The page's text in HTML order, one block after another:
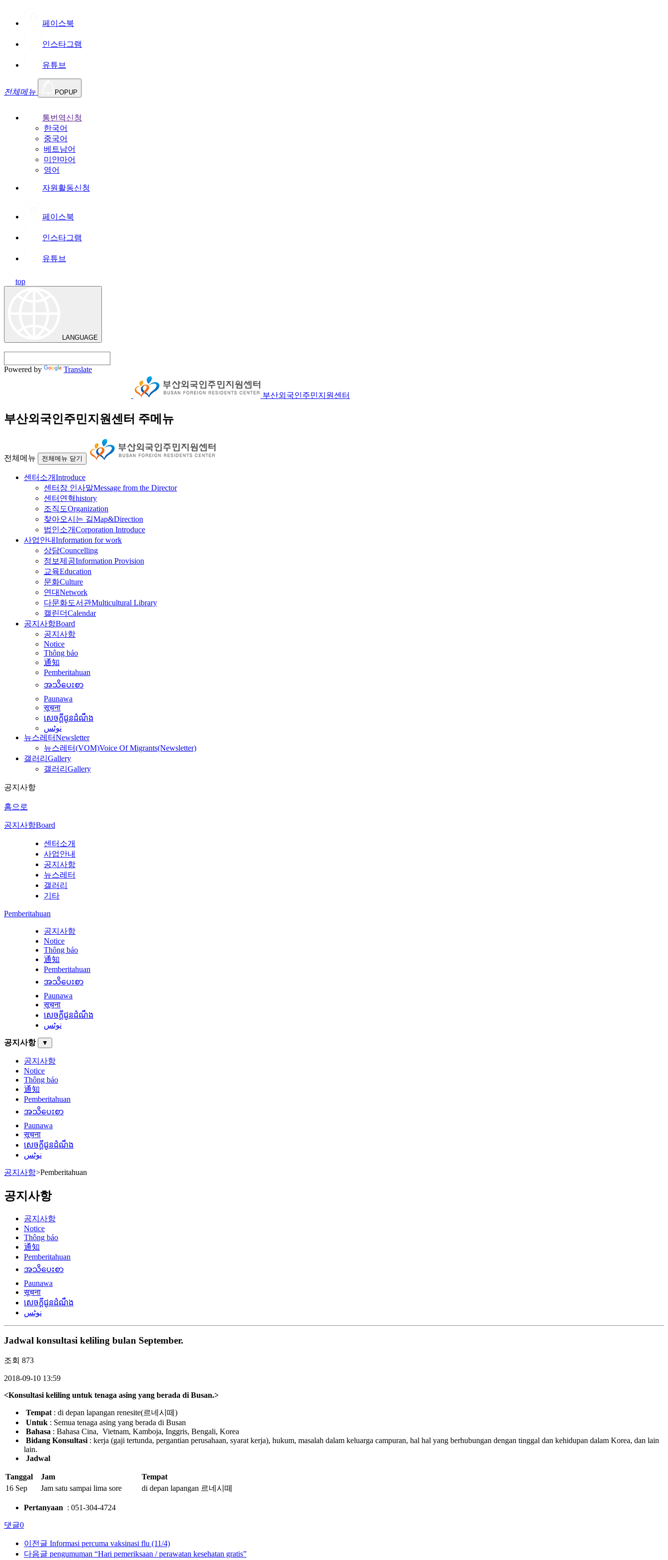
페이스북
인스타그램
유튜브
전체메뉴 POPUP
통번역신청
한국어
중국어
베트남어
미얀마어
영어
자원활동신청
페이스북
인스타그램
유튜브
top
LANGUAGE
Powered by Translate
부산외국인주민지원센터
부산외국인주민지원센터 주메뉴
전체메뉴 전체메뉴 닫기
센터소개Introduce
센터장 인사말Message from the Director
센터연혁history
조직도Organization
찾아오시는 길Map&Direction
법인소개Corporation Introduce
사업안내Information for work
상담Councelling
정보제공Information Provision
교육Education
문화Culture
연대Network
다문화도서관Multicultural Library
캘린더Calendar
공지사항Board
공지사항
Notice
Thông báo
通知
Pemberitahuan
အသိပေးစာ
Paunawa
सूचना
សេចក្តីជូនដំណឹង
نوٹس
뉴스레터Newsletter
뉴스레터(VOM)Voice Of Migrants(Newsletter)
갤러리 Gallery
갤러리 Gallery
공지사항
홈으로
공지사항Board
센터소개
사업안내
공지사항
뉴스레터
갤러리
기타
Pemberitahuan
공지사항
Notice
Thông báo
通知
Pemberitahuan
အသိပေးစာ
Paunawa
सूचना
សេចក្តីជូនដំណឹង
نوٹس
공지사항 ▼
공지사항
Notice
Thông báo
通知
Pemberitahuan
အသိပေးစာ
Paunawa
सूचना
សេចក្តីជូនដំណឹង
نوٹس
공지사항>Pemberitahuan
공지사항
공지사항
Notice
Thông báo
通知
Pemberitahuan
အသိပေးစာ
Paunawa
सूचना
សេចក្តីជូនដំណឹង
نوٹس
Jadwal konsultasi keliling bulan September.
조회 873
2018-09-10 13:59
<Konsultasi keliling untuk tenaga asing yang berada di Busan.>
Tempat : di depan lapangan renesite(르네시떼)
Untuk : Semua tenaga asing yang berada di Busan
Bahasa : Bahasa Cina, Vietnam, Kamboja, Inggris, Bengali, Korea
Bidang Konsultasi : kerja (gaji tertunda, pergantian perusahaan, syarat kerja), hukum, masalah dalam keluarga campuran, hal hal yang berhubungan dengan tinggal dan kehidupan dalam Korea, dan lain
lain.
Jadwal
Tanggal Jam
Tempat
16 Sep
Jam satu sampai lima sore di depan lapangan 르네시떼
Pertanyaan : 051-304-4724
댓글0
이전글 Informasi percuma vaksinasi flu (11/4)
다음글 pengumuman “Hari pemeriksaan / perawatan kesehatan gratis”